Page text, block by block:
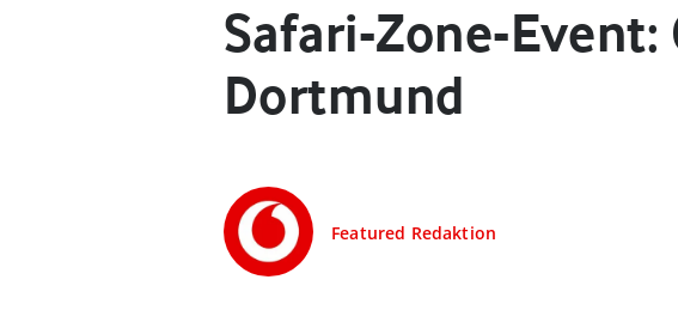
Safari-Zone-
Dortmund
Featured Redaktion